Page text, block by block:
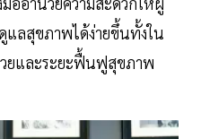
แลสุขภาพได้ง่ายขึ้นทั้งใน
ยและระยะฟื้นฟูสุขภาพ